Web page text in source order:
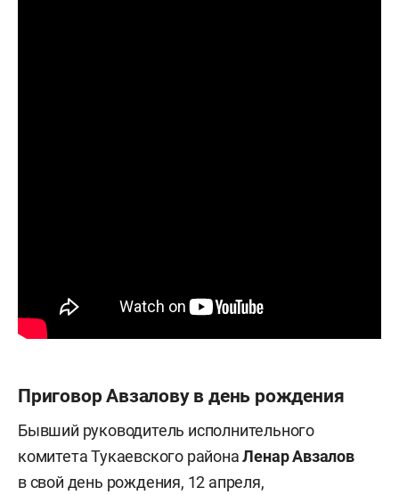
Приговор Авзалову в день рождения
Бывший руководитель исполнительного
комитета Тукаевского районаЛенар Авзалов
в свой день рождения, 12 апреля,